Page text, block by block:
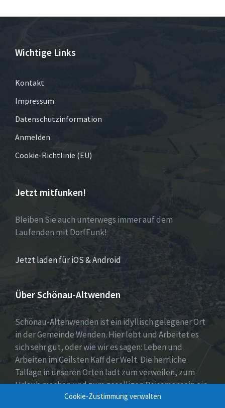
Cookie-Zustimmung verwalten
Wichtige Links
Kontakt
Impressum
Datenschutzinformation
Anmelden
Cookie-Richtlinie (EU)
Jetzt mitfunken!
Bleiben Sie auch unterwegs immer auf dem
Laufenden mit DorfFunk!
Jetzt laden für iOS & Android
Über Schönau-Altwenden
Schönau-Altenwenden ist ein idyllisch gelegener Ort
in der Gemeinde Wenden. Hier lebt und Arbeitet es
sich sehr gut, oder wie wir es sagen: Leben und
Arbeiten im Geilsten Kaff der Welt. Die herrliche
Tallage in unseren Orten lädt zum verweilen, zum
Urlaub machen und zum geselligen Beisamensein ein.
Dies wird auch durch unser aktives Vereinsleben